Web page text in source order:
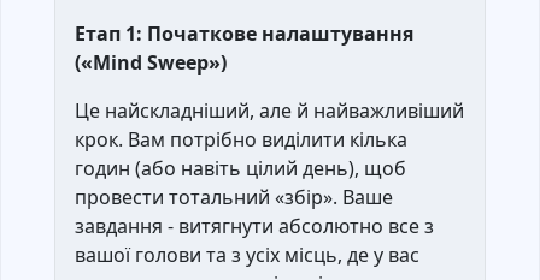
Етап 1: Початкове налаштування
(«Mind Sweep»)
Це найскладніший, але й найважливіший
крок. Вам потрібно виділити кілька
годин (або навіть цілий день), щоб
провести тотальний «збір». Ваше
завдання - витягнути абсолютно все з
вашої голови та з усіх місць, де у вас